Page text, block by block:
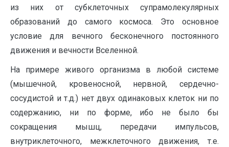
из них от субклеточных супрамолекулярных
образований до самого космоса. Это основное
условие для вечного бесконечного постоянного
движения и вечности Вселенной.
На примере живого организма в любой системе
(мышечной, кровеносной, нервной, сердечно-
сосудистой и т.д.) нет двух одинаковых клеток ни по
содержанию, ни по форме, ибо не было бы
сокращения мышц, передачи импульсов,
внутриклеточного, межклеточного движения, т.е.